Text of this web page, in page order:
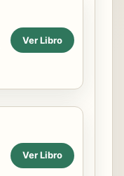
Ver Libro
Ver Libro